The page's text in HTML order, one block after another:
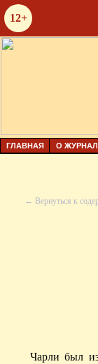
12+
ГЛАВНАЯ О
← Вернуться к
Чарли был